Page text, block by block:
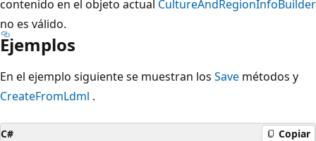
contenido en el objeto actual CultureAndRegionInfoBuilder
no es válido.
Ejemplos
En el ejemplo siguiente se muestran los Save métodos y
CreateFromLdml .
C# Copiar